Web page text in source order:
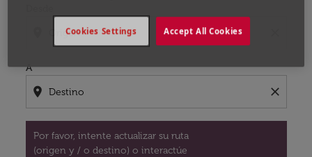
A
location_on close
Por favor, intente actualizar su ruta
(origen y / o destino) o interactúe
Accept All Cookies
Cookies Settings